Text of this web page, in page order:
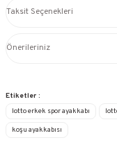
Taksit Seçenekleri
Önerileriniz
Etiketler :
lotto erkek spor ayakkabı
koşu ayakkabısı